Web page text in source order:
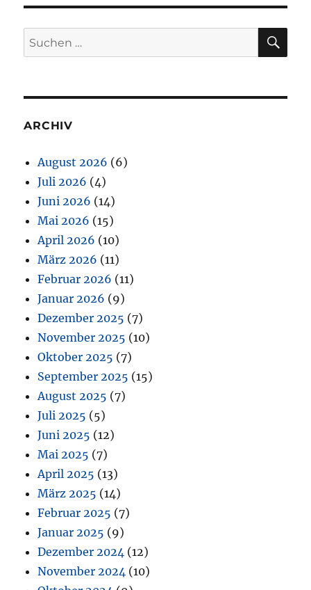
Suchen
nach:
ARCHIV
August 2026 (6)
Juli 2026 (4)
Juni 2026 (14)
Mai 2026 (15)
April 2026 (10)
März 2026 (11)
Februar 2026 (11)
Januar 2026 (9)
Dezember 2025 (7)
November 2025 (10)
Oktober 2025 (7)
September 2025 (15)
August 2025 (7)
Juli 2025 (5)
Juni 2025 (12)
Mai 2025 (7)
April 2025 (13)
März 2025 (14)
Februar 2025 (7)
Januar 2025 (9)
Dezember 2024 (12)
November 2024 (10)